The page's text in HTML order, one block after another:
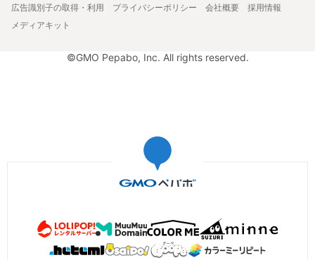
広告識別子の取得・利用
プライバシーポリシー 会社概要
採用情報
メディアキット
©GMO Pepabo, Inc. All rights reserved.